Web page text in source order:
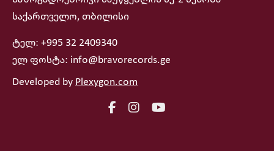
საქართველო, თბილისი
ტელ: +995 32 2409340
ელ ფოსტა: info@bravorecords.ge
Developed by Plexygon.com